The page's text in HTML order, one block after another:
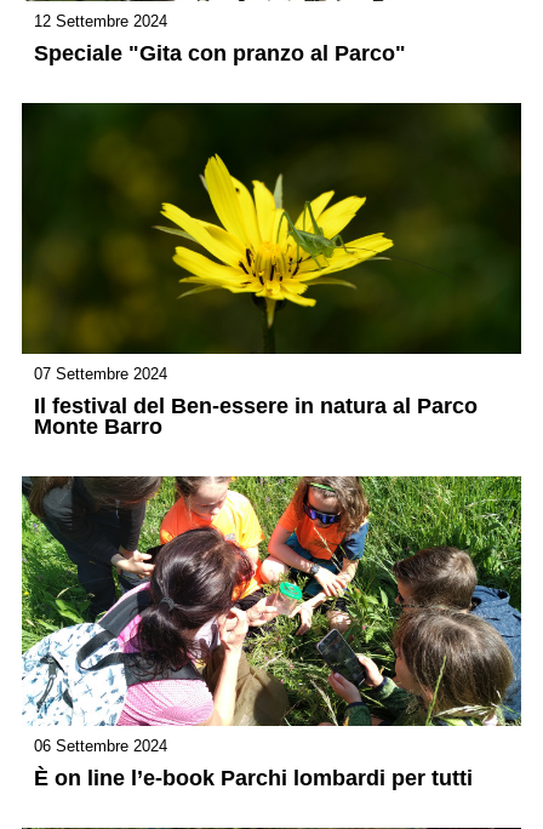
12 Settembre 2024
Speciale "Gita con pranzo al Parco"
07 Settembre 2024
Il festival del Ben-essere in natura al Parco
Monte Barro
06 Settembre 2024
È on line l’e-book Parchi lombardi per tutti